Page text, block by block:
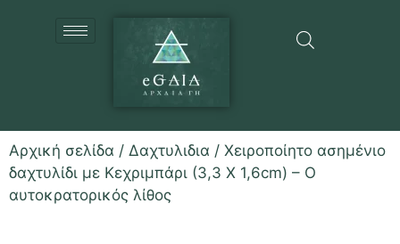
Αρχική σελίδα / Δαχτυλιδια / Χειροποίητο ασημένιο
δαχτυλίδι με Κεχριμπάρι (3,3 Χ 1,6cm) – Ο
αυτοκρατορικός λίθος